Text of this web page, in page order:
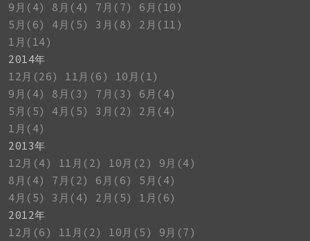
9月(4)
8月(4) 7月(7)
6月(10)
5月(6)
4月(5) 3月(8)
2月(11)
1月(14)
2014年
12月(26)
11月(6)
10月(1)
9月(4)
8月(3) 7月(3)
6月(4)
5月(5)
4月(5) 3月(2)
2月(4)
1月(4)
2013年
12月(4)
11月(2) 10月(2)
9月(4)
8月(4)
7月(2) 6月(6)
5月(4)
4月(5)
3月(4) 2月(5)
1月(6)
2012年
12月(6)
11月(2) 10月(5)
9月(7)